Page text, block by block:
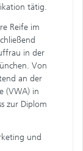
tätig.
Reife im
in der
Von
an der
(VWA) in
zur Diplom
und